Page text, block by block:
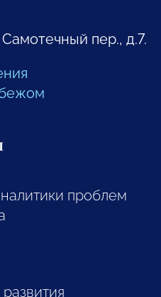
пер., д.7.
проблем